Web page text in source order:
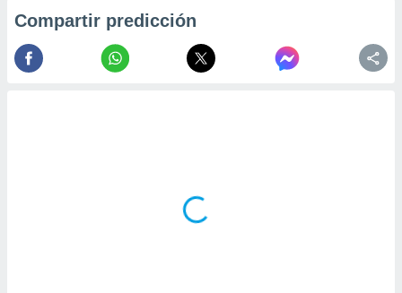
Compartir predicción